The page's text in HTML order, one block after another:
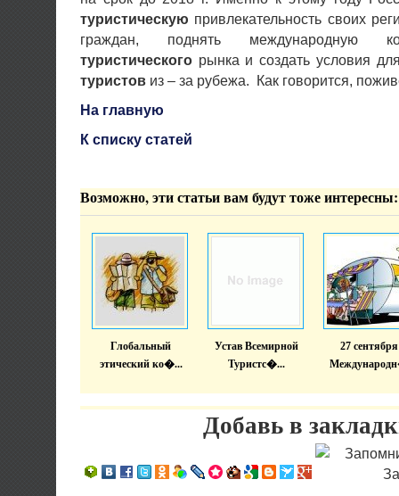
туристическую привлекательность своих
граждан, поднять международную
туристического рынка и создать условия
туристов из – за рубежа. Как говорится,
На главную
К списку статей
Возможно, эти статьи вам будут тоже интересны:
Глобальный
этический ко�...
Устав Всемирной
Туристс�...
27
Добавь в